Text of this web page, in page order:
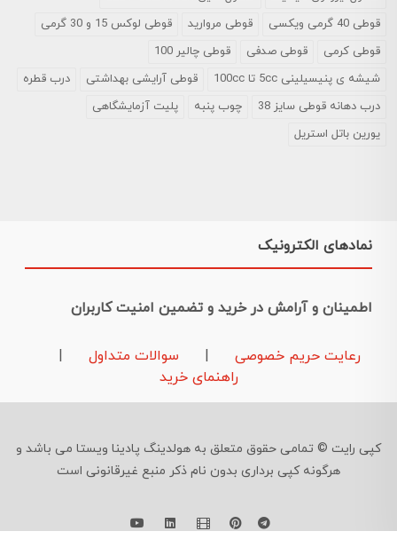
قوطی 40 گرمی ویکسی
قوطی مروارید
قوطی لوکس 15 و 30 گرمی
قوطی کرمی
قوطی صدفی
قوطی چالیر 100
شیشه ی پنیسیلینی 5cc تا 100cc
قوطی آرایشی بهداشتی
درب قطره
درب دهانه قوطی سایز 38
چوب پنبه
پلیت آزمایشگاهی
یورین باتل استریل
نمادهای الکترونیک
اطمینان و آرامش در خرید و تضمین امنیت کاربران
رعایت حریم خصوصی | سوالات متداول
|
راهنمای خرید
کپی رایت © تمامی حقوق متعلق به هولدینگ پادینا ویستا می باشد و
هرگونه کپی برداری بدون نام ذکر منبع غیرقانونی است